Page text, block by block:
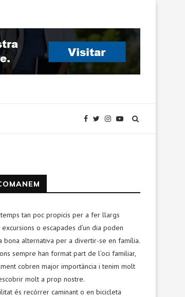
temps tan poc propicis per a fer llargs
o escapades d’un dia poden
bona alternativa per a divertir-se en família.
sempre han format part de l’oci familiar,
cobren major importància i tenim molt
molt a prop nostre.
és recórrer caminant o en bicicleta